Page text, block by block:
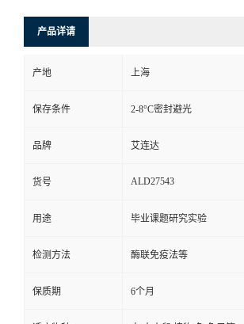
产品详请
产地 上海
保存条件 2-8°C密封避光
品牌 艾连达
货号 ALD27543
用途 毕业课题研究实验
检测方法 酶联免疫法等
保质期 6个月